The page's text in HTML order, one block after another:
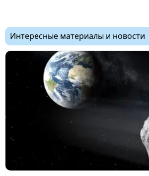
Интересные материалы и новости